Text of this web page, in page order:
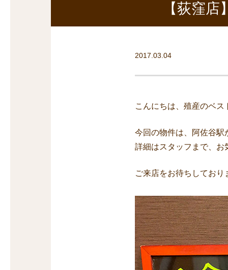
【荻窪
2017.03.04
こんにちは、殖産のベ
今回の物件は、阿佐谷駅
詳細はスタッフまで、お
ご来店をお待ちしており